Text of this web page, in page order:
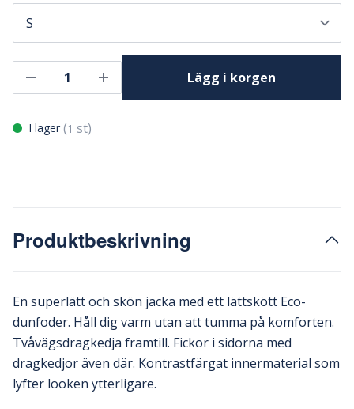
Lägg i korgen
I lager (1 st)
Produktbeskrivning
En superlätt och skön jacka med ett lättskött Eco-
dunfoder. Håll dig varm utan att tumma på komforten.
Tvåvägsdragkedja framtill. Fickor i sidorna med
dragkedjor även där. Kontrastfärgat innermaterial som
lyfter looken ytterligare.